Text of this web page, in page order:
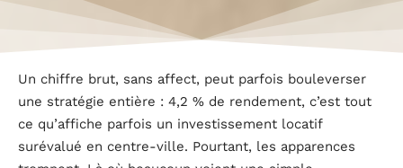
Un chiffre brut, sans affect, peut parfois bouleverser
une stratégie entière : 4,2 % de rendement, c’est tout
ce qu’affiche parfois un investissement locatif
surévalué en centre-ville. Pourtant, les apparences